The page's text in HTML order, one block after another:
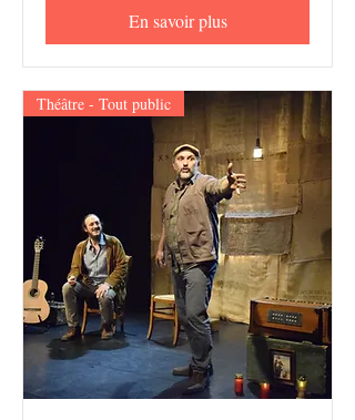
En savoir plus
Théâtre - Tout public